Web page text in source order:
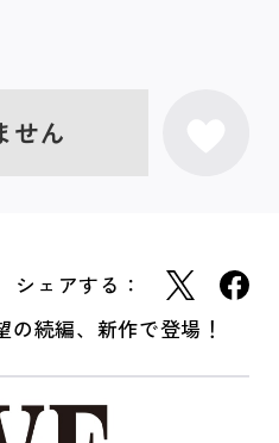
せん
シェアする：
の続編、新作で登場！